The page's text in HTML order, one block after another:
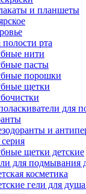
и планшеты
рта
нити
пасты
порошки
щетки
для
и
щетки детские
для подмывания
косметика
гели для